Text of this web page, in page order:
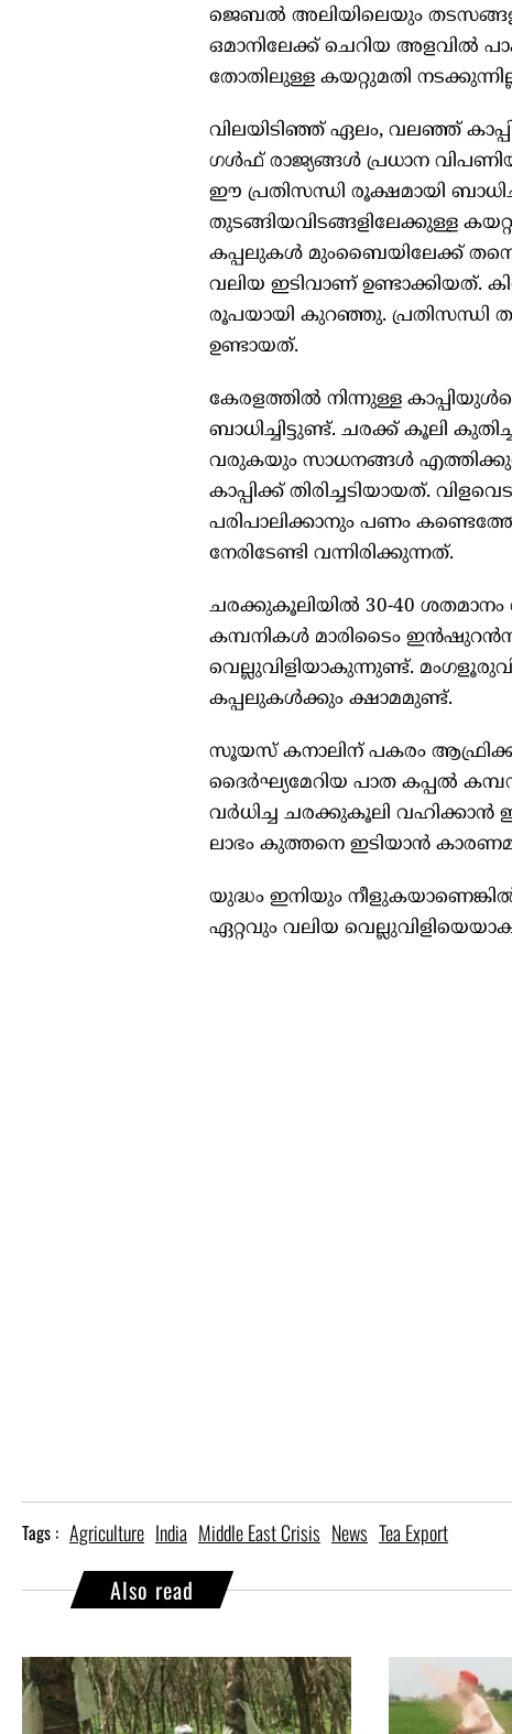
ജെബല്‍ അലിയിലെയും
ഒമാനിലേക്ക് ചെറിയ അളവില്‍
തോതിലുള്ള കയറ്റുമതി
വിലയിടിഞ്ഞ് ഏലം, വലഞ്ഞ്
ഗള്‍ഫ് രാജ്യങ്ങള്‍ പ്രധാന
ഈ പ്രതിസന്ധി രൂക്ഷമായി
തുടങ്ങിയവിടങ്ങളിലേക്കുള്ള
കപ്പലുകള്‍ മുംബൈയിലേക്ക്
വലിയ ഇടിവാണ് ഉണ്ടാക്കിയത്.
രൂപയായി കുറഞ്ഞു. പ്രതിസന്ധി
ഉണ്ടായത്.
കേരളത്തില്‍ നിന്നുള്ള
ബാധിച്ചിട്ടുണ്ട്. ചരക്ക് കൂലി
വരുകയും സാധനങ്ങള്‍
കാപ്പിക്ക് തിരിച്ചടിയായത്.
പരിപാലിക്കാനും പണം
നേരിടേണ്ടി വന്നിരിക്കുന്നത്.
ചരക്കുകൂലിയിൽ 30-40
കമ്പനികള്‍ മാരിടൈം
വെല്ലുവിളിയാകുന്നുണ്ട്.
കപ്പലുകള്‍ക്കും ക്ഷാമമുണ്ട്.
സൂയസ് കനാലിന് പകരം
ദൈര്‍ഘ്യമേറിയ പാത കപ്പല്‍
വര്‍ധിച്ച ചരക്കുകൂലി വഹിക്കാന്‍
ലാഭം കുത്തനെ ഇടിയാന്‍
യുദ്ധം ഇനിയും
ഏറ്റവും വലിയ
Tags : Agriculture India Middle East Crisis News Tea Export
Also read